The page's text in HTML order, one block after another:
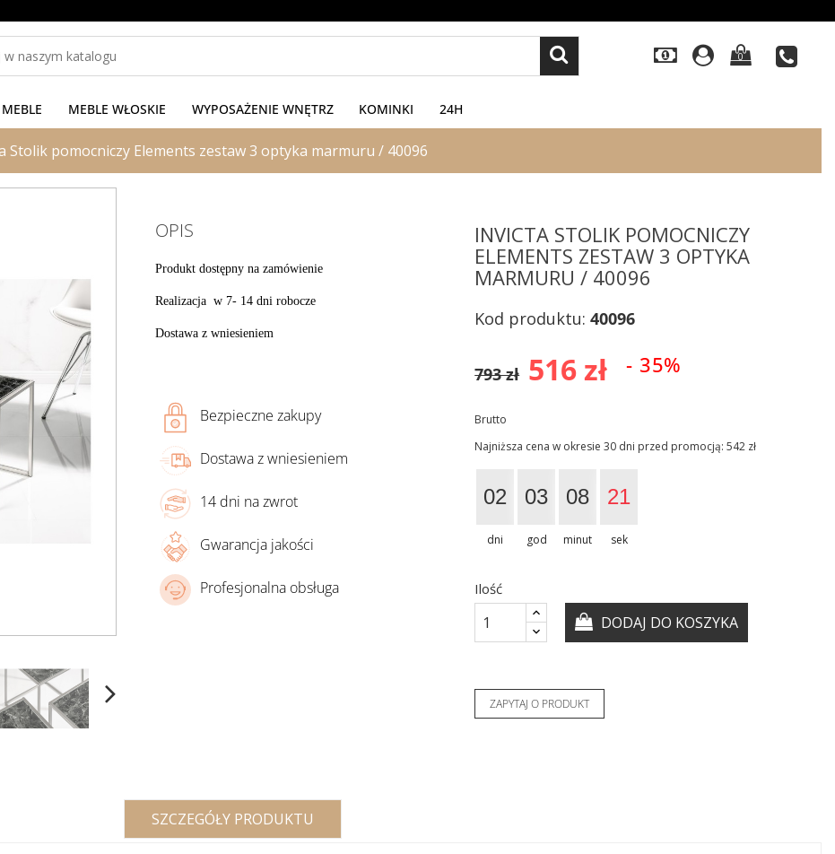
0
MEBLE MEBLE WŁOSKIE WYPOSAŻENIE WNĘTRZ KOMINKI 24H
Stolik pomocniczy Elements zestaw 3 optyka marmuru / 40096
OPIS
Produkt dostępny na zamówienie
Realizacja w 7- 14 dni robocze
Dostawa z wniesieniem
Bezpieczne zakupy
Dostawa z wniesieniem
14 dni na zwrot
Gwarancja jakości
Profesjonalna obsługa
INVICTA STOLIK POMOCNICZY
ELEMENTS ZESTAW 3 OPTYKA
MARMURU / 40096
Kod produktu:40096
516 zł - 35%
793 zł
Brutto
Najniższa cena w okresie 30 dni przed promocją:542 zł
02
dni
03
god
08
minut
21
sek
Ilość
DODAJ DO KOSZYKA
ZAPYTAJ O PRODUKT
SZCZEGÓŁY PRODUKTU